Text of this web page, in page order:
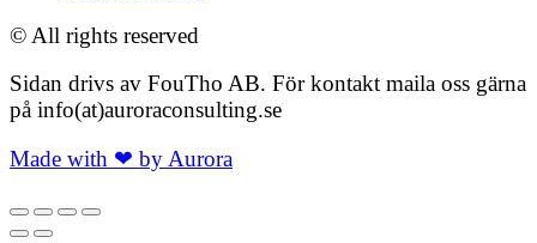
© All rights reserved
Sidan drivs av FouTho AB. För kontakt maila oss gärna
på info(at)auroraconsulting.se
Made with ❤ by Aurora